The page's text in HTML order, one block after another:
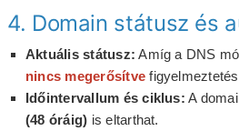
4. Domain státusz és
Aktuális státusz: Amíg a DNS
nincs megerősítve
Időintervallum és ciklus: A
(48 óráig) is eltarthat.